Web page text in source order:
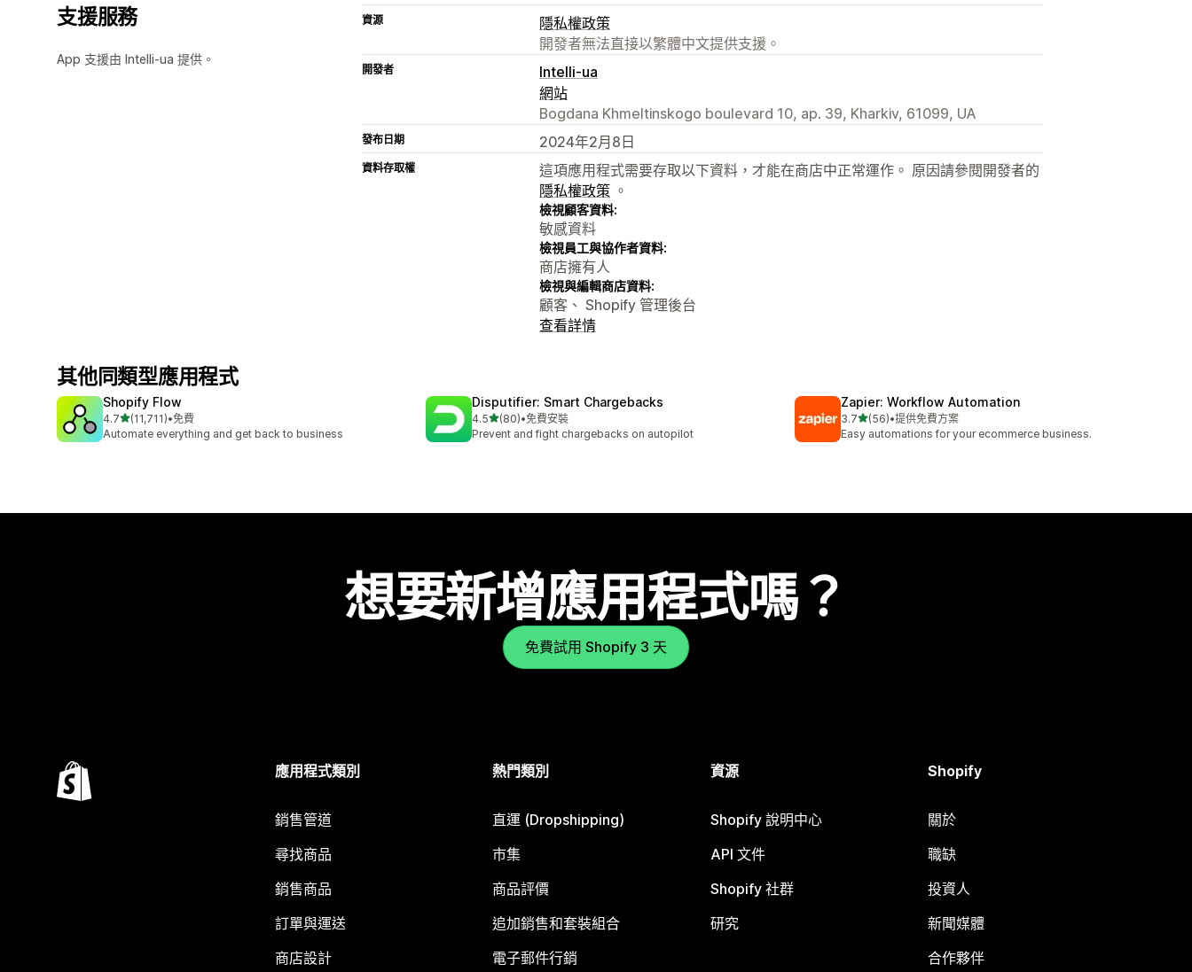
支援服務
App 支援由 Intelli-ua 提供。
資源
隱私權政策
開發者無法直接以繁體中文提供支援。
開發者
Intelli-ua
網站
Bogdana Khmeltinskogo boulevard 10, ap. 39, Kharkiv, 61099, UA
發布日期 2024年2月8日
資料存取權
這項應用程式需要存取以下資料，才能在商店中正常運作。 原因請參閱開發者的
隱私權政策 。
檢視顧客資料:
敏感資料
檢視員工與協作者資料:
商店擁有人
檢視與編輯商店資料:
顧客、 Shopify 管理後台
查看詳情
其他同類型應用程式
Shopify Flow
4.7滿分 5 顆星
(11,711)
共有 11711 則評價
•免費
Automate everything and get back to business
Disputifier: Smart Chargebacks
4.5滿分 5 顆星
(80)
共有 80 則評價
•免費安裝
Prevent and fight chargebacks on autopilot
Zapier: Workflow Automation
3.7滿分 5 顆星
(56)
共有 56 則評價
•提供免費方案
Easy automations for your ecommerce business.
想要新增應用程式嗎？
免費試用 Shopify 3 天
應用程式類別
銷售管道
尋找商品
銷售商品
訂單與運送
商店設計
熱門類別
直運 (Dropshipping)
市集
商品評價
追加銷售和套裝組合
電子郵件行銷
資源
Shopify 說明中心
API 文件
Shopify 社群
研究
Shopify
關於
職缺
投資人
新聞媒體
合作夥伴